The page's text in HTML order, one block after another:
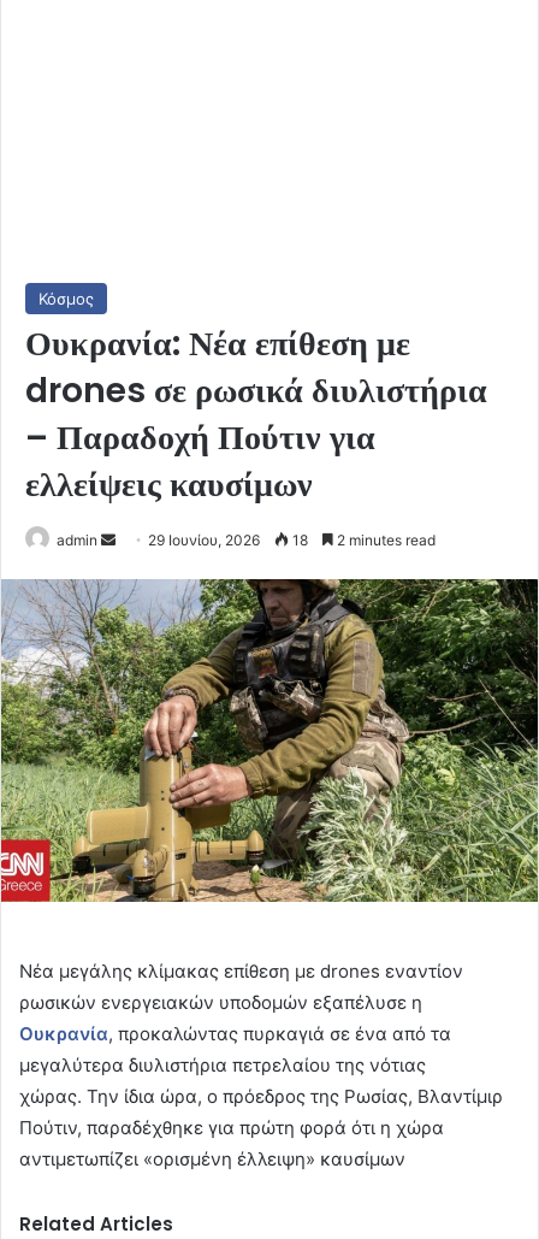
Κόσμος
Ουκρανία: Νέα επίθεση με
drones σε ρωσικά διυλιστήρια
– Παραδοχή Πούτιν για
ελλείψεις καυσίμων
admin
Send
email
29 Ιουνίου, 2026 18 2 minutes read
Νέα μεγάλης κλίμακας επίθεση με drones εναντίον
ρωσικών ενεργειακών υποδομών εξαπέλυσε η
Ουκρανία, προκαλώντας πυρκαγιά σε ένα από τα
μεγαλύτερα διυλιστήρια πετρελαίου της νότιας
χώρας. Την ίδια ώρα, ο πρόεδρος της Ρωσίας, Βλαντίμιρ
Πούτιν, παραδέχθηκε για πρώτη φορά ότι η χώρα
αντιμετωπίζει «ορισμένη έλλειψη» καυσίμων
Related Articles